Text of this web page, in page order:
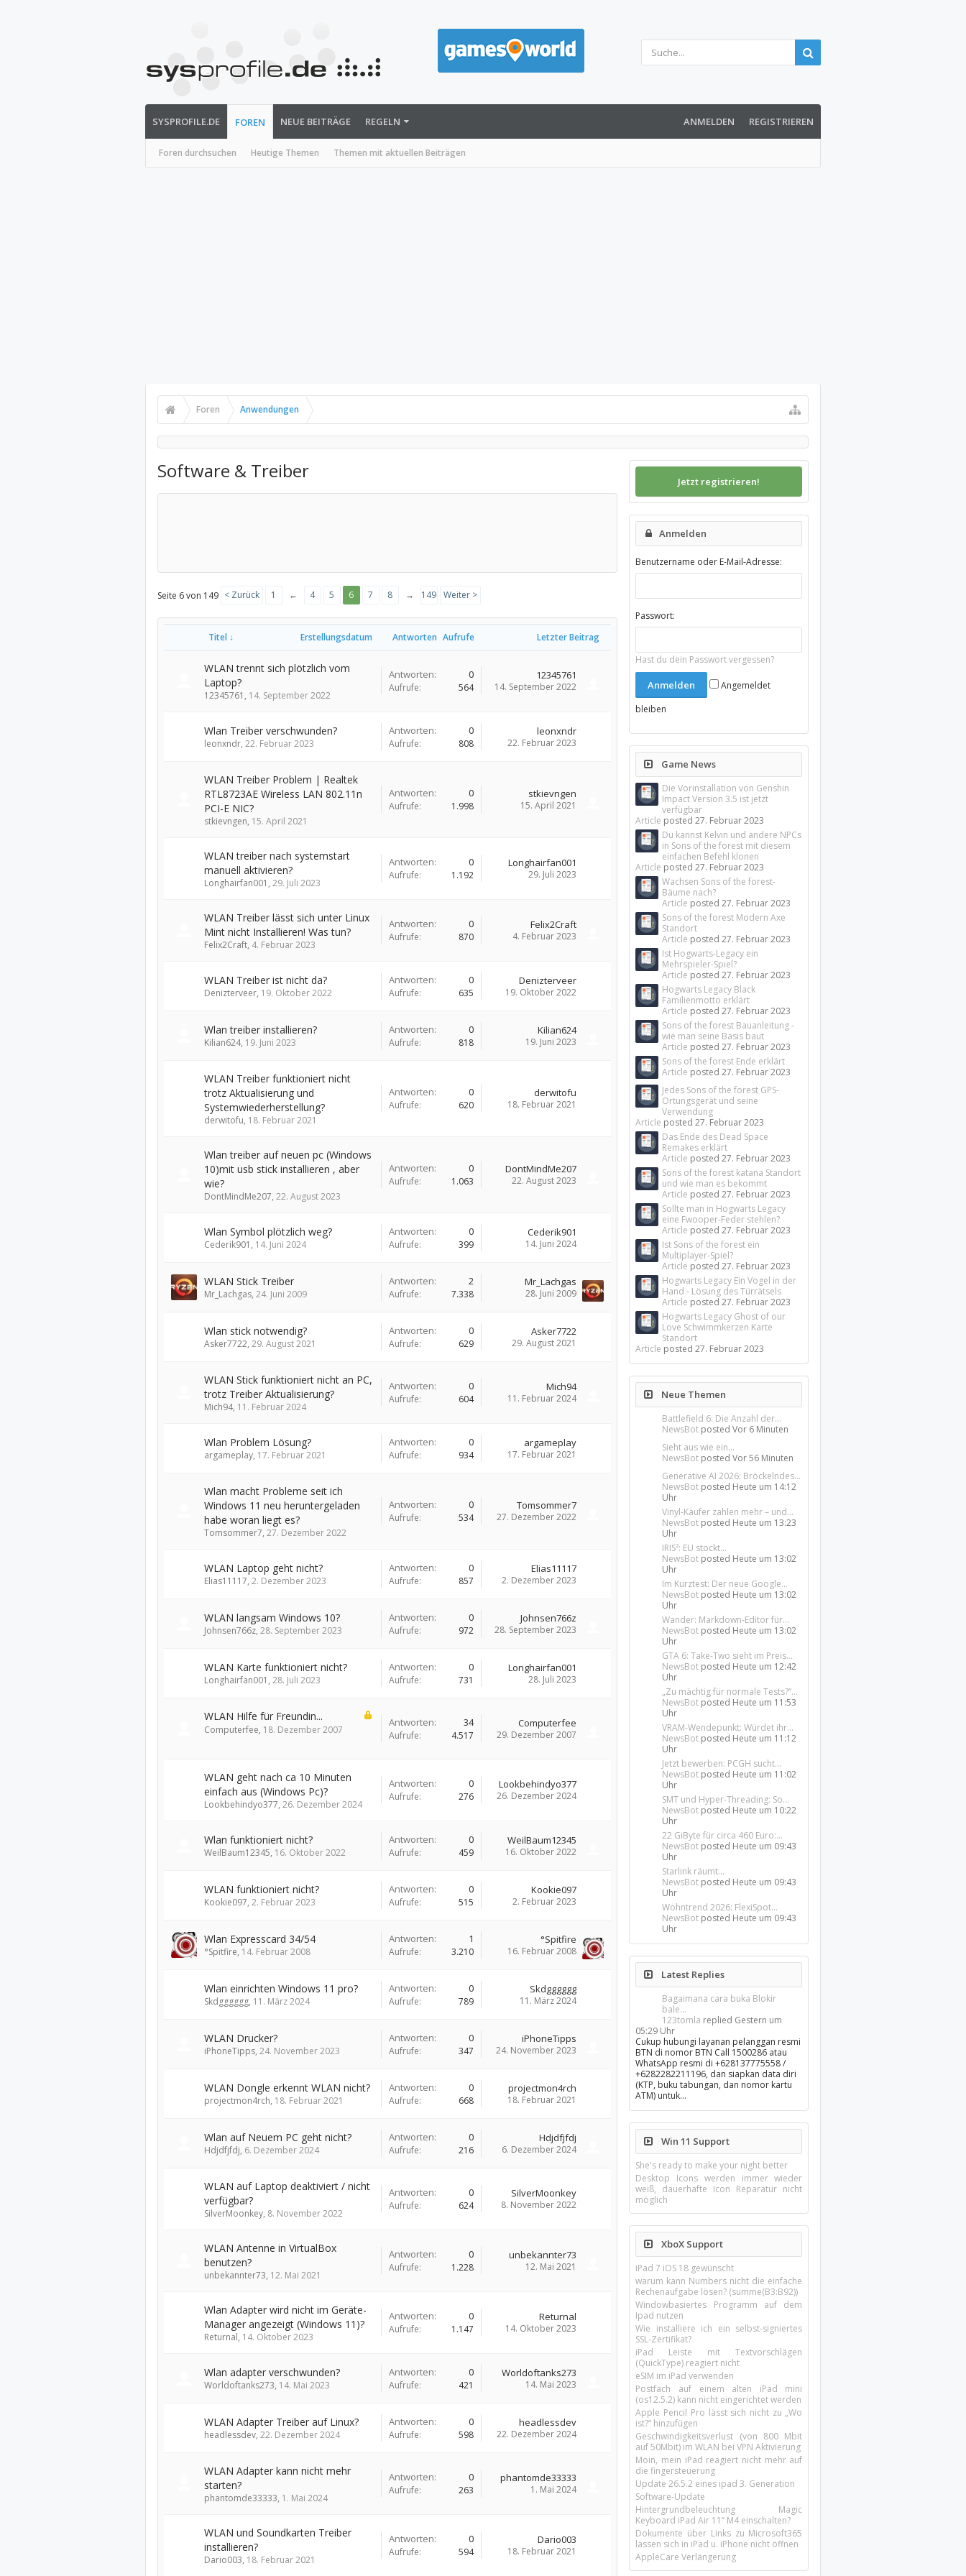
SYSPROFILE.DE FOREN
Foren durchsuchen Heutige Themen Themen mit aktuellen Beiträgen
NEUE BEITRÄGE REGELN ANMELDEN REGISTRIEREN
Foren Anwendungen
Software & Treiber
Seite 6 von 149 < Zurück 1 ← 4 5 6 7 8 → 149 Weiter >
Titel ↓ Erstellungsdatum Antworten Aufrufe Letzter Beitrag
WLAN trennt sich plötzlich vom
Laptop?
12345761 , 14. September 2022
Antworten: 0
Aufrufe: 564
12345761
14. September 2022
Wlan Treiber verschwunden?
leonxndr, 22. Februar 2023
Antworten: 0
Aufrufe: 808
leonxndr
22. Februar 2023
WLAN Treiber Problem | Realtek
RTL8723AE Wireless LAN 802.11n
PCI-E NIC?
stkievngen, 15. April 2021
Antworten: 0
Aufrufe: 1.998
stkievngen
15. April 2021
WLAN treiber nach systemstart
manuell aktivieren?
Longhairfan001 , 29. Juli 2023
Antworten: 0
Aufrufe: 1.192
Longhairfan001
29. Juli 2023
WLAN Treiber lässt sich unter Linux
Mint nicht Installieren! Was tun?
Felix2Craft, 4. Februar 2023
Antworten: 0
Aufrufe: 870
Felix2Craft
4. Februar 2023
WLAN Treiber ist nicht da?
Denizterveer, 19. Oktober 2022
Antworten: 0
Aufrufe: 635
Denizterveer
19. Oktober 2022
Wlan treiber installieren?
Kilian624, 19. Juni 2023
Antworten: 0
Aufrufe: 818
Kilian624
19. Juni 2023
WLAN Treiber funktioniert nicht
trotz Aktualisierung und
Systemwiederherstellung?
derwitofu, 18. Februar 2021
Antworten: 0
Aufrufe: 620
derwitofu
18. Februar 2021
Wlan treiber auf neuen pc (Windows
10)mit usb stick installieren , aber
wie?
DontMindMe207, 22. August 2023
Antworten: 0
Aufrufe: 1.063
DontMindMe207
22. August 2023
Wlan Symbol plötzlich weg?
Cederik901 , 14. Juni 2024
Antworten: 0
Aufrufe: 399
Cederik901
14. Juni 2024
WLAN Stick Treiber
Mr_Lachgas, 24. Juni 2009
Antworten: 2
Aufrufe: 7.338
Mr_Lachgas
28. Juni 2009
Wlan stick notwendig?
Asker7722, 29. August 2021
Antworten: 0
Aufrufe: 629
Asker7722
29. August 2021
WLAN Stick funktioniert nicht an PC,
trotz Treiber Aktualisierung?
Mich94, 11. Februar 2024
Antworten: 0
Aufrufe: 604
Mich94
11. Februar 2024
Wlan Problem Lösung?
argameplay, 17. Februar 2021
Antworten: 0
Aufrufe: 934
argameplay
17. Februar 2021
Wlan macht Probleme seit ich
Windows 11 neu heruntergeladen
habe woran liegt es?
Tomsommer7, 27. Dezember 2022
Antworten: 0
Aufrufe: 534
Tomsommer7
27. Dezember 2022
WLAN Laptop geht nicht?
Elias11117, 2. Dezember 2023
Antworten: 0
Aufrufe: 857
Elias11117
2. Dezember 2023
WLAN langsam Windows 10?
Johnsen766z, 28. September 2023
Antworten: 0
Aufrufe: 972
Johnsen766z
28. September 2023
WLAN Karte funktioniert nicht?
Longhairfan001 , 28. Juli 2023
Antworten: 0
Aufrufe: 731
Longhairfan001
28. Juli 2023
WLAN Hilfe für Freundin...
Computerfee, 18. Dezember 2007
Antworten: 34
Aufrufe: 4.517
Computerfee
29. Dezember 2007
WLAN geht nach ca 10 Minuten
einfach aus (Windows Pc)?
Lookbehindyo377, 26. Dezember 2024
Antworten: 0
Aufrufe: 276
Lookbehindyo377
26. Dezember 2024
Wlan funktioniert nicht?
WeilBaum12345, 16. Oktober 2022
Antworten: 0
Aufrufe: 459
WeilBaum12345
16. Oktober 2022
WLAN funktioniert nicht?
Kookie097, 2. Februar 2023
Antworten: 0
Aufrufe: 515
Kookie097
2. Februar 2023
Wlan Expresscard 34/54
°Spitfire, 14. Februar 2008
Antworten: 1
Aufrufe: 3.210
°Spitfire
16. Februar 2008
Wlan einrichten Windows 11 pro?
Skdgggggg, 11. März 2024
Antworten: 0
Aufrufe: 789
Skdgggggg
11. März 2024
WLAN Drucker?
iPhoneTipps, 24. November 2023
Antworten: 0
Aufrufe: 347
iPhoneTipps
24. November 2023
WLAN Dongle erkennt WLAN nicht?
projectmon4rch, 18. Februar 2021
Antworten: 0
Aufrufe: 668
projectmon4rch
18. Februar 2021
Wlan auf Neuem PC geht nicht?
Hdjdfjfdj, 6. Dezember 2024
Antworten: 0
Aufrufe: 216
Hdjdfjfdj
6. Dezember 2024
WLAN auf Laptop deaktiviert / nicht
verfügbar?
SilverMoonkey, 8. November 2022
Antworten: 0
Aufrufe: 624
SilverMoonkey
8. November 2022
WLAN Antenne in VirtualBox
benutzen?
unbekannter73, 12. Mai 2021
Antworten: 0
Aufrufe: 1.228
unbekannter73
12. Mai 2021
Wlan Adapter wird nicht im Geräte-
Manager angezeigt (Windows 11)?
Returnal, 14. Oktober 2023
Antworten: 0
Aufrufe: 1.147
Returnal
14. Oktober 2023
Wlan adapter verschwunden?
Worldoftanks273, 14. Mai 2023
Antworten: 0
Aufrufe: 421
Worldoftanks273
14. Mai 2023
WLAN Adapter Treiber auf Linux?
headlessdev, 22. Dezember 2024
Antworten: 0
Aufrufe: 598
headlessdev
22. Dezember 2024
WLAN Adapter kann nicht mehr
starten?
phantomde33333, 1. Mai 2024
Antworten: 0
Aufrufe: 263
phantomde33333
1. Mai 2024
WLAN und Soundkarten Treiber
installieren?
Dario003, 18. Februar 2021
Antworten: 0
Aufrufe: 594
Dario003
18. Februar 2021
Jetzt registrieren!
Anmelden
Benutzername oder E-Mail-Adresse:
Passwort:
Hast du dein Passwort vergessen?
Angemeldet
bleiben
Game News
Die Vorinstallation von Genshin
Impact Version 3.5 ist jetzt
verfügbar
Article posted27. Februar 2023
Du kannst Kelvin und andere NPCs
in Sons of the forest mit diesem
einfachen Befehl klonen
Article posted27. Februar 2023
Wachsen Sons of the forest-
Bäume nach?
Article posted27. Februar 2023
Sons of the forest Modern Axe
Standort
Article posted27. Februar 2023
Ist Hogwarts-Legacy ein
Mehrspieler-Spiel?
Article posted27. Februar 2023
Hogwarts Legacy Black
Familienmotto erklärt
Article posted27. Februar 2023
Sons of the forest Bauanleitung -
wie man seine Basis baut
Article posted27. Februar 2023
Sons of the forest Ende erklärt
Article posted27. Februar 2023
Jedes Sons of the forest GPS-
Ortungsgerät und seine
Verwendung
Article posted27. Februar 2023
Das Ende des Dead Space
Remakes erklärt
Article posted27. Februar 2023
Sons of the forest katana Standort
und wie man es bekommt
Article posted27. Februar 2023
Sollte man in Hogwarts Legacy
eine Fwooper-Feder stehlen?
Article posted27. Februar 2023
Ist Sons of the forest ein
Multiplayer-Spiel?
Article posted27. Februar 2023
Hogwarts Legacy Ein Vogel in der
Hand - Lösung des Türrätsels
Article posted27. Februar 2023
Hogwarts Legacy Ghost of our
Love Schwimmkerzen Karte
Standort
Article posted27. Februar 2023
Neue Themen
Battlefield 6: Die Anzahl der...
NewsBot postedVor 6 Minuten
Sieht aus wie ein...
NewsBot postedVor 56 Minuten
Generative AI 2026: Bröckelndes...
NewsBot posted Heute um 14:12
Uhr
Vinyl-Käufer zahlen mehr – und...
NewsBot posted Heute um 13:23
Uhr
IRIS²: EU stockt...
NewsBot posted Heute um 13:02
Uhr
Im Kurztest: Der neue Google...
NewsBot posted Heute um 13:02
Uhr
Wander: Markdown-Editor für...
NewsBot posted Heute um 13:02
Uhr
GTA 6: Take-Two sieht im Preis...
NewsBot posted Heute um 12:42
Uhr
„Zu mächtig für normale Tests?“...
NewsBot posted Heute um 11:53
Uhr
VRAM-Wendepunkt: Würdet ihr...
NewsBot posted Heute um 11:12
Uhr
Jetzt bewerben: PCGH sucht...
NewsBot posted Heute um 11:02
Uhr
SMT und Hyper-Threading: So...
NewsBot posted Heute um 10:22
Uhr
22 GiByte für circa 460 Euro:...
NewsBot posted Heute um 09:43
Uhr
Starlink räumt...
NewsBot posted Heute um 09:43
Uhr
Wohntrend 2026: FlexiSpot...
NewsBot posted Heute um 09:43
Uhr
Latest Replies
Bagaimana cara buka Blokir
bale...
123tomla replied Gestern um
05:29 Uhr
Cukup hubungi layanan pelanggan resmi
BTN di nomor BTN Call 1500286 atau
WhatsApp resmi di +628137775558 /
+6282282211196, dan siapkan data diri
(KTP, buku tabungan, dan nomor kartu
ATM) untuk…
Win 11 Support
She's ready to make your night better
Desktop Icons werden immer wieder
weiß, dauerhafte Icon Reparatur nicht
möglich
XboX Support
iPad 7 iOS 18 gewünscht
warum kann Numbers nicht die einfache
Rechenaufgabe lösen? (summe(B3:B92))
Windowbasiertes Programm auf dem
Ipad nutzen
Wie installiere ich ein selbst-signiertes
SSL-Zertifikat?
iPad Leiste mit Textvorschlägen
(QuickType) reagiert nicht
eSIM im iPad verwenden
Postfach auf einem alten iPad mini
(os12.5.2) kann nicht eingerichtet werden
Apple Pencil Pro lässt sich nicht zu „Wo
ist?“ hinzufügen
Geschwindigkeitsverlust (von 800 Mbit
auf 50Mbit) im WLAN bei VPN Aktivierung
Moin, mein iPad reagiert nicht mehr auf
die fingersteuerung
Update 26.5.2 eines ipad 3. Generation
Software-Update
Hintergrundbeleuchtung Magic
Keyboard iPad Air 11’’ M4 einschalten?
Dokumente über Links zu Microsoft365
lassen sich in iPad u. iPhone nicht öffnen
AppleCare Verlängerung